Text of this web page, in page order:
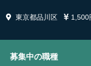
東京都品川区 1,500
募集中の職種